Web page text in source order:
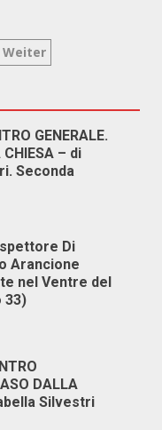
Weiter
GENERALE.
– di
Seconda
Di
Arancione
nel Ventre del
33)
DALLA
Silvestri